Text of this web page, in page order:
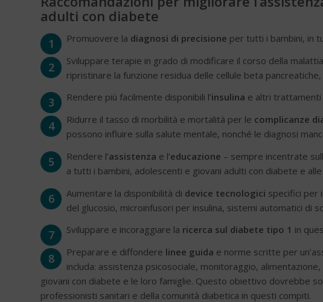
adulti con diabete
1 Promuovere la diagnosi di precisione per tutti i bambini, in
2 Sviluppare terapie in grado di modificare il corso della
ripristinare la funzione residua delle cellule beta
3 Rendere più facilmente disponibili l’insulina e altri trattamenti
4 Ridurre il tasso di morbilità e mortalità per le complicanze
possono influire sulla salute mentale, nonché le diagnosi
5 Rendere l’assistenza e l’educazione – sempre incentrate
a tutti i bambini, adolescenti e giovani adulti con diabete e
6 Aumentare la disponibilità di device tecnologici specifici per
del glucosio, microinfusori per insulina, sistemi automatici di
7 Sviluppare e incoraggiare la ricerca sul diabete tipo 1 in
8 Preparare e diffondere linee guida e norme scritte per
includa: assistenza psicosociale, monitoraggio,
giovani con diabete e le loro famiglie. Questo obiettivo dovrebbe
professionisti sanitari e della comunità diabetica in questi compiti.